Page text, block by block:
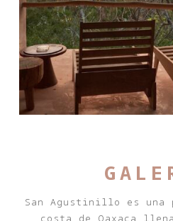
San Agustinillo es una
costa de Oaxaca